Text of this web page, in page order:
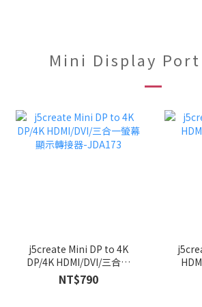
Mini Display Port
j5create Mini DP to 4K
DP/4K HDMI/DVI/三合一
螢幕顯示轉接器-JDA173
NT$790